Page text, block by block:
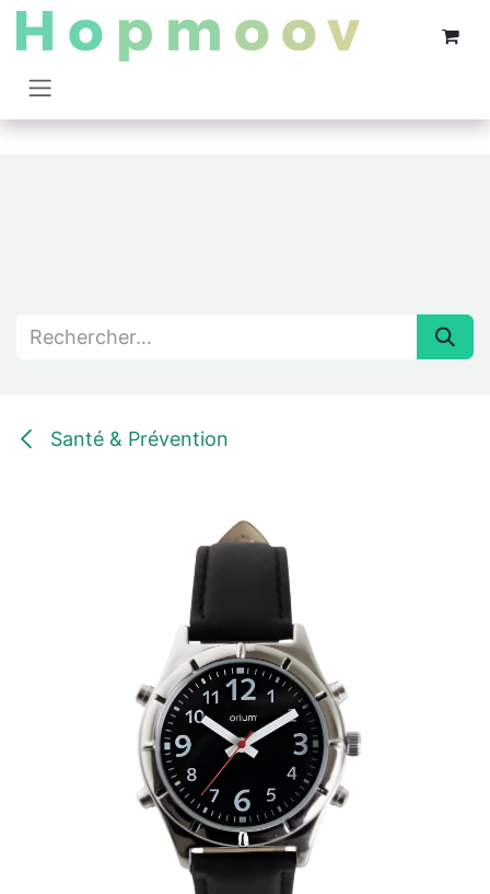
Se rendre au contenu
Santé & Prévention